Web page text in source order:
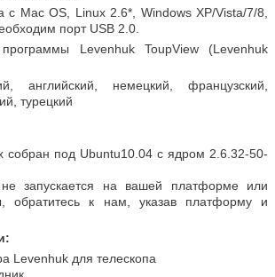
с Mac OS, Linux 2.6*, Windows XP/Vista/7/8,
порт USB 2.0.
Levenhuk ToupView (Levenhuk
английский, немецкий, французский,
турецкий
собран под Ubuntu10.04 с ядром 2.6.32-50-
запускается на вашей платформе или
обратитесь к нам, указав платформу и
Levenhuk для телескопа